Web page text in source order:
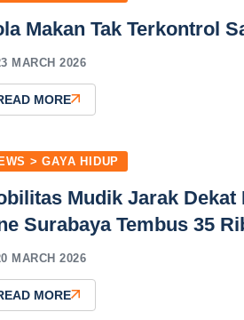
Makan Tak Terkontrol
MARCH 2026
MORE
> GAYA HIDUP
Mudik Jarak
Surabaya Tembus 35
MARCH 2026
MORE